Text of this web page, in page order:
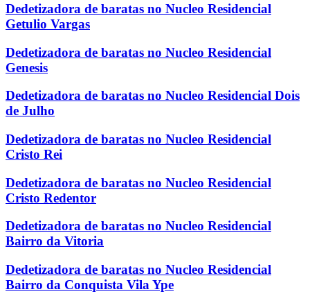
Dedetizadora de baratas no Nucleo Residencial
Getulio Vargas
Dedetizadora de baratas no Nucleo Residencial
Genesis
Dedetizadora de baratas no Nucleo Residencial Dois
de Julho
Dedetizadora de baratas no Nucleo Residencial
Cristo Rei
Dedetizadora de baratas no Nucleo Residencial
Cristo Redentor
Dedetizadora de baratas no Nucleo Residencial
Bairro da Vitoria
Dedetizadora de baratas no Nucleo Residencial
Bairro da Conquista Vila Ype